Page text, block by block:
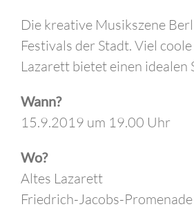
Die kreative Musikszene
Festivals der Stadt. Viel
Lazarett bietet einen
Wann?
15.9.2019 um 19.00 Uhr
Wo?
Altes Lazarett
Friedrich-Jacobs-